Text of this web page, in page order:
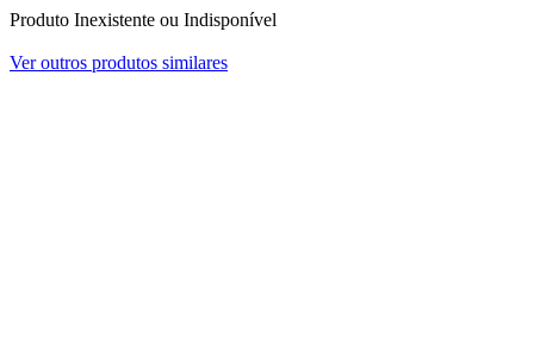
Produto Inexistente ou Indisponível
Ver outros produtos similares